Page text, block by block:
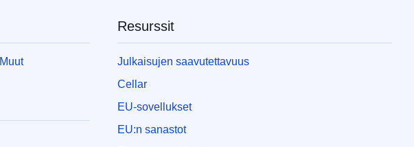
Muut
Resurssit
Julkaisujen saavutettavuus
Cellar
EU-sovellukset
EU:n sanastot